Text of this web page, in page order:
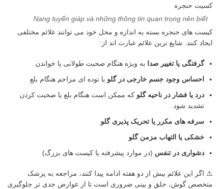
Nang tuyến giáp và những thông tin quan trọng nên biết
کیست های حنجره بسته به اندازه و محل خود می توانند علائم مختلفی
ایجاد کنند. شایع ترین علائم عبارت اند از:
گرفتگی یا تغییر صدا به ویژه هنگام صحبت طولانی یا خواندن
احساس وجود جسم خارجی در گلو یا توده ای مزاحم هنگام بلع
درد یا فشار در ناحیه گلو که ممکن است هنگام بلع یا صحبت کردن
تشدید شود
سرفه های مکرر یا تحریک پذیری گلو
خشکی یا التهاب مزمن گلو
دشواری در تنفس (در موارد پیشرفته یا کیست های بزرگ)
⚠️ اگر این علائم بیش از دو هفته ادامه پیدا کنند، مراجعه به پزشک
متخصص گوش، حلق و بینی ضروری است تا از عوارض جدی تر جلوگیری